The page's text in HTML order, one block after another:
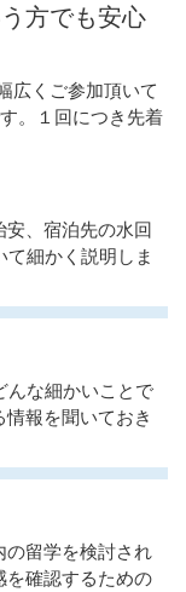
方でも安心
広くご参加頂いて
。１回につき先着
、宿泊先の水回
細かく説明しま
んな細かいことで
報を聞いておき
の留学を検討され
を確認するための